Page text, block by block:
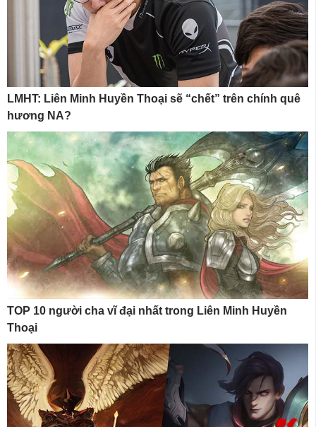
LMHT: Liên Minh Huyền Thoại sẽ “chết” trên chính quê
hương NA?
TOP 10 người cha vĩ đại nhất trong Liên Minh Huyền
Thoại